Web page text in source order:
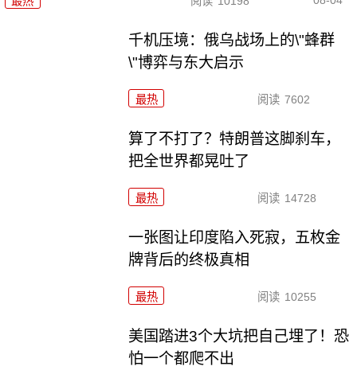
千机压境：俄乌战场上的\"蜂群
\"博弈与东大启示
最热 阅读 7602
算了不打了？特朗普这脚刹车，
把全世界都晃吐了
最热 阅读 14728
一张图让印度陷入死寂，五枚金
牌背后的终极真相
最热 阅读 10255
美国踏进3个大坑把自己埋了！恐
怕一个都爬不出